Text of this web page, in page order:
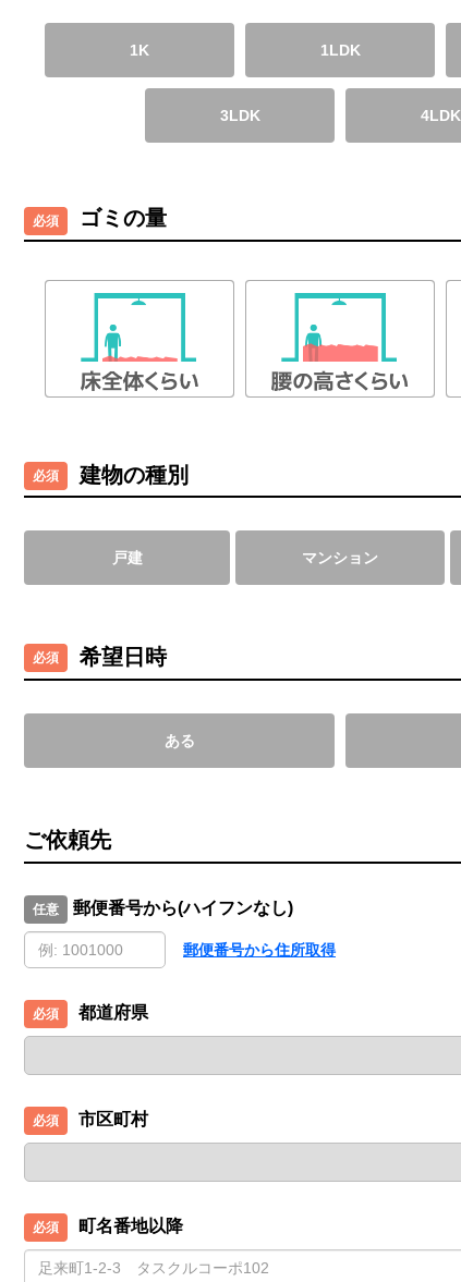
1K 1LDK
3LDK 4LDK
ゴミの量
建物の種別
戸建 マンション
希望日時
ある
ご依頼先
郵便番号から(ハイフンなし)
郵便番号から住所取得
都道府県
市区町村
町名番地以降